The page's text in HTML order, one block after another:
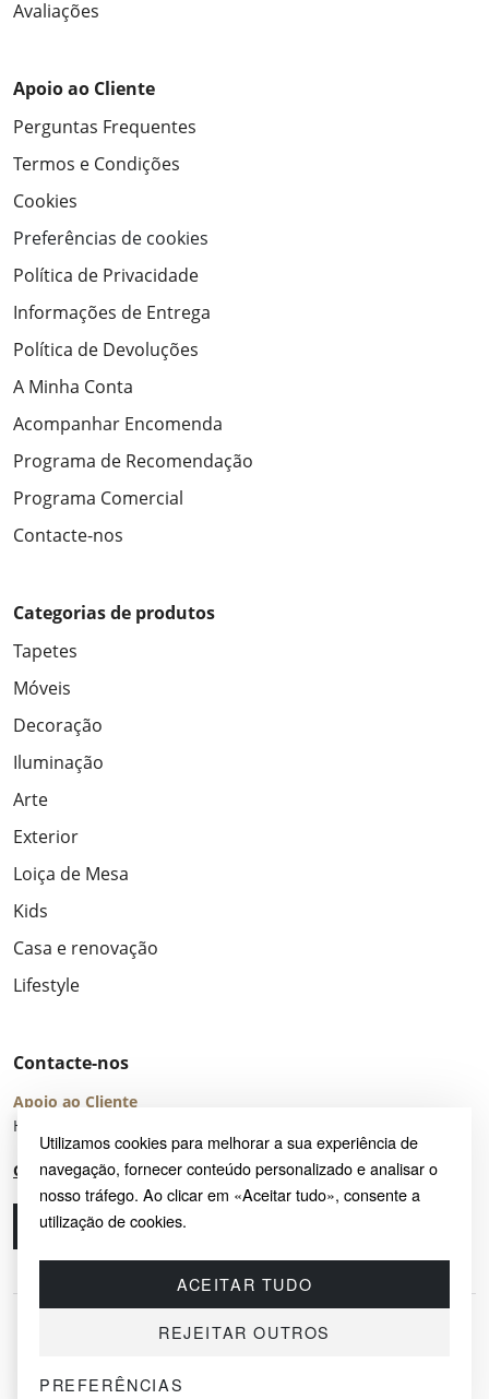
Utilizamos cookies para melhorar a sua experiência de
navegação, fornecer conteúdo personalizado e analisar o
nosso tráfego. Ao clicar em «Aceitar tudo», consente a
utilização de cookies.
ACEITAR TUDO
REJEITAR OUTROS
PREFERÊNCIAS
Avaliações
Apoio ao Cliente
Perguntas Frequentes
Termos e Condições
Cookies
Preferências de cookies
Política de Privacidade
Informações de Entrega
Política de Devoluções
A Minha Conta
Acompanhar Encomenda
Programa de Recomendação
Programa Comercial
Contacte-nos
Categorias de produtos
Tapetes
Móveis
Decoração
Iluminação
Arte
Exterior
Loiça de Mesa
Kids
Casa e renovação
Lifestyle
Contacte-nos
Apoio ao Cliente
Horário de Atendimento: seg – sex 8:00 – 16:00 (UTC+2)
Centro de Ajuda
Ligue-nos
© 2026 SAYRUG OÜ · KESKLINNA LINNAOSA, AHTRI TN 12, 10151, TALLINN,